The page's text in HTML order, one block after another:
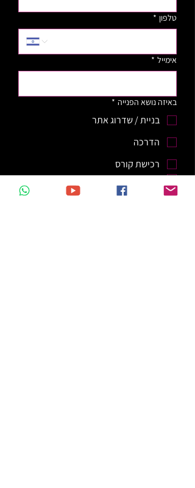
טלפון *
אימייל *
באיזה נושא הפנייה *
בניית / שדרוג אתר
הדרכה
רכישת קורס
אחר
קראתי ואני מאשר/ת את